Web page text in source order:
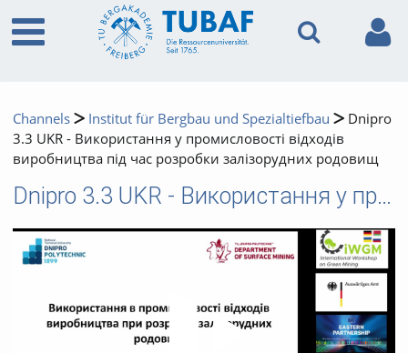
Channels Institut für Bergbau und Spezialtiefbau
Dnipro
3.3 UKR - Використання у промисловості відходів
виробництва під час розробки залізорудних родовищ
Dnipro 3.3 UKR - Використання у промисловості відходів виробництва під час розробки залізорудних родовищ